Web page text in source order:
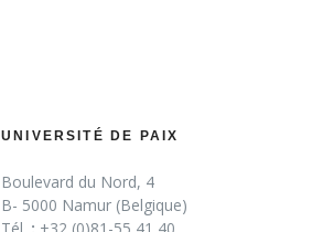
UNIVERSITÉ DE PAIX
Boulevard du Nord, 4
B- 5000 Namur (Belgique)